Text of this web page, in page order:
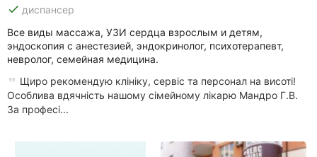
done диспансер
Все виды массажа, УЗИ сердца взрослым и детям,
эндоскопия с анестезией, эндокринолог, психотерапевт,
невролог, семейная медицина.
Щиро рекомендую клініку, сервіс та персонал на висоті!
Особлива вдячність нашому сімейному лікарю Мандро Г.В.
За професі...